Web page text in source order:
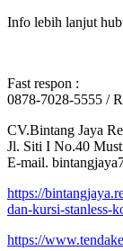
Info lebih lanjut
Fast respon :
0878-7028-5555 /
CV.Bintang Jaya
Jl. Siti I No.40
E-mail.
https://
dan-kursi-stanless-
https://